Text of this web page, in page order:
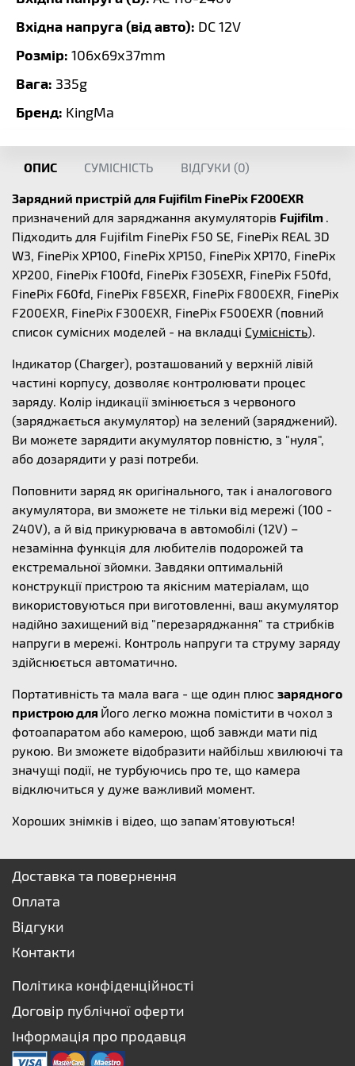
Вхідна напруга (від авто): DC 12V
Розмір: 106х69х37mm
Вага: 335g
Бренд: KingMa
ОПИС СУМІСНІСТЬ ВІДГУКИ (0)
Зарядний пристрій для Fujifilm FinePix F200EXR
призначений для заряджання акумуляторів Fujifilm .
Підходить для Fujifilm FinePix F50 SE, FinePix REAL 3D
W3, FinePix XP100, FinePix XP150, FinePix XP170, FinePix
XP200, FinePix F100fd, FinePix F305EXR, FinePix F50fd,
FinePix F60fd, FinePix F85EXR, FinePix F800EXR, FinePix
F200EXR, FinePix F300EXR, FinePix F500EXR (повний
список сумісних моделей - на вкладці Сумісність).
Індикатор (Charger), розташований у верхній лівій
частині корпусу, дозволяє контролювати процес
заряду. Колір індикації змінюється з червоного
(заряджається акумулятор) на зелений (заряджений).
Ви можете зарядити акумулятор повністю, з "нуля",
або дозарядити у разі потреби.
Поповнити заряд як оригінального, так і аналогового
акумулятора, ви зможете не тільки від мережі (100 -
240V), а й від прикурювача в автомобілі (12V) –
незамінна функція для любителів подорожей та
екстремальної зйомки. Завдяки оптимальній
конструкції пристрою та якісним матеріалам, що
використовуються при виготовленні, ваш акумулятор
надійно захищений від "перезаряджання" та стрибків
напруги в мережі. Контроль напруги та струму заряду
здійснюється автоматично.
Портативність та мала вага - ще один плюс зарядного
пристрою для Його легко можна помістити в чохол з
фотоапаратом або камерою, щоб завжди мати під
рукою. Ви зможете відобразити найбільш хвилюючі та
значущі події, не турбуючись про те, що камера
відключиться у дуже важливий момент.
Хороших знімків і відео, що запам'ятовуються!
Доставка та повернення
Оплата
Відгуки
Контакти
Політика конфіденційності
Договір публічної оферти
Інформація про продавця